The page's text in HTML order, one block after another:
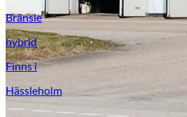
Bränsle
hybrid
Finns i
Hässleholm